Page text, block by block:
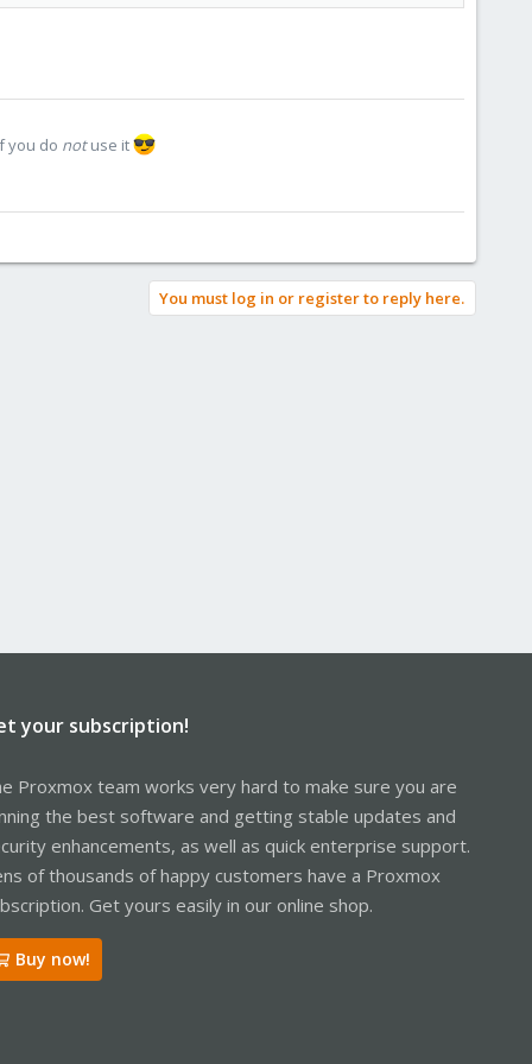
you do notuse it
You must log in or register to reply here.
your subscription!
Proxmox team works very hard to make sure you are
the best software and getting stable updates and
enhancements, as well as quick enterprise support.
of thousands of happy customers have a Proxmox
Get yours easily in our online shop.
Buy now!